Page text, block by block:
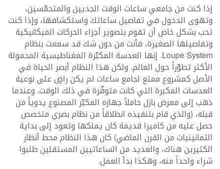
إذا كنت من جامعي ساعات الوقت الجديين والمتحمّسين،
وتهوى الدخول في تفاصيل ساعاتك واستكشافها، وإذا كنت
تحب بشكل خاص أن تقوم بتصوير أجزاء الحركات الميكانيكية
وتفاصيلها الصغيرة، فأنت من دون شك قد سمعت بنظام
Loupe System. إنها العدسة المكبّرة المغناطيسية المحمولة
الأكثر تطوّراً حول العالم. ولكن هذا النظام أبصر الحياة في
الأصل كمشروع ممتع لجامع ساعات لم يكن راضٍ على نوعية
العدسات المكبرة التي كانت متوفّرة في ذلك الوقت. وعندما
ذهب إلى معرض بازل حاملاً جهازه المكبّر المصنوع يدوياً من
قبله، (والذي قام بتنفيذه انطلاقاً من نظام بصري متخصص
حصل عليه من كاميرا قديمة كان يملكها وتعود إلى بداية
الثمانينيات من القرن الماضي) كان هذا النظام محط أنظار
الكثيرين هناك، والعديد من الساعاتيين المستقلين طلبوا
شراء واحداً منه، وهكذا بدأ العمل.